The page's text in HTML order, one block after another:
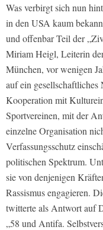
Was verbirgt sich nun
in den USA kaum
und offenbar Teil der
Miriam Heigl, Leiterin
München, vor wenigen
auf ein gesellschaftliches
Kooperation mit
Sportvereinen, mit der
einzelne Organisation
Verfassungsschutz
politischen Spektrum.
sie von denjenigen
Rassismus engagieren.
twitterte als Antwort auf
„58 und Antifa.